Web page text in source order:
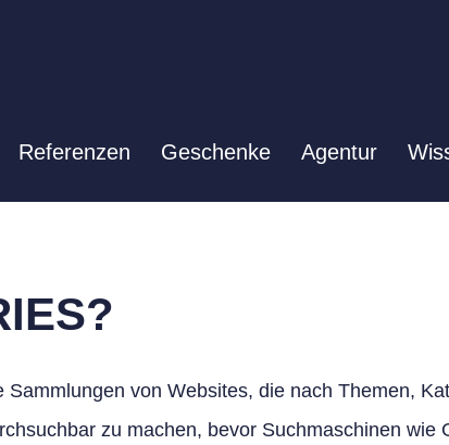
Referenzen Geschenke Agentur
von Websites, die nach Themen,
zu machen, bevor Suchmaschinen wie